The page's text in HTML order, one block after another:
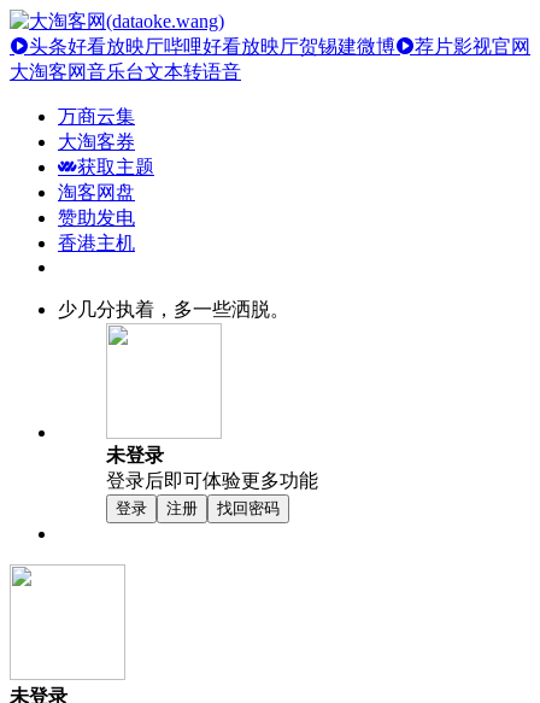
头条好看放映厅哔哩好看放映厅贺锡建微博
荐片影视官网
大淘客网音乐台文本转语音
万商云集
大淘客券
获取主题
淘客网盘
赞助发电
香港主机
少几分执着，多一些洒脱。
未登录
登录后即可体验更多功能
登录 注册 找回密码
未登录